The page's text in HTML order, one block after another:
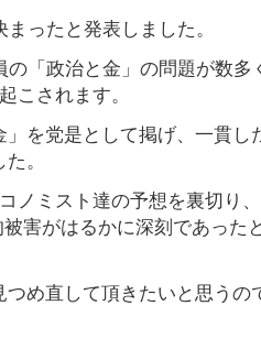
ったと発表しました。
「政治と金」の問題が数多
こされます。
を党是として掲げ、一貫し
。
ノミスト達の予想を裏切り
害がはるかに深刻であった
め直して頂きたいと思うの